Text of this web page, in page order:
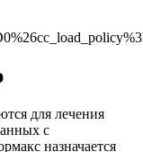
для лечения
с
назначается